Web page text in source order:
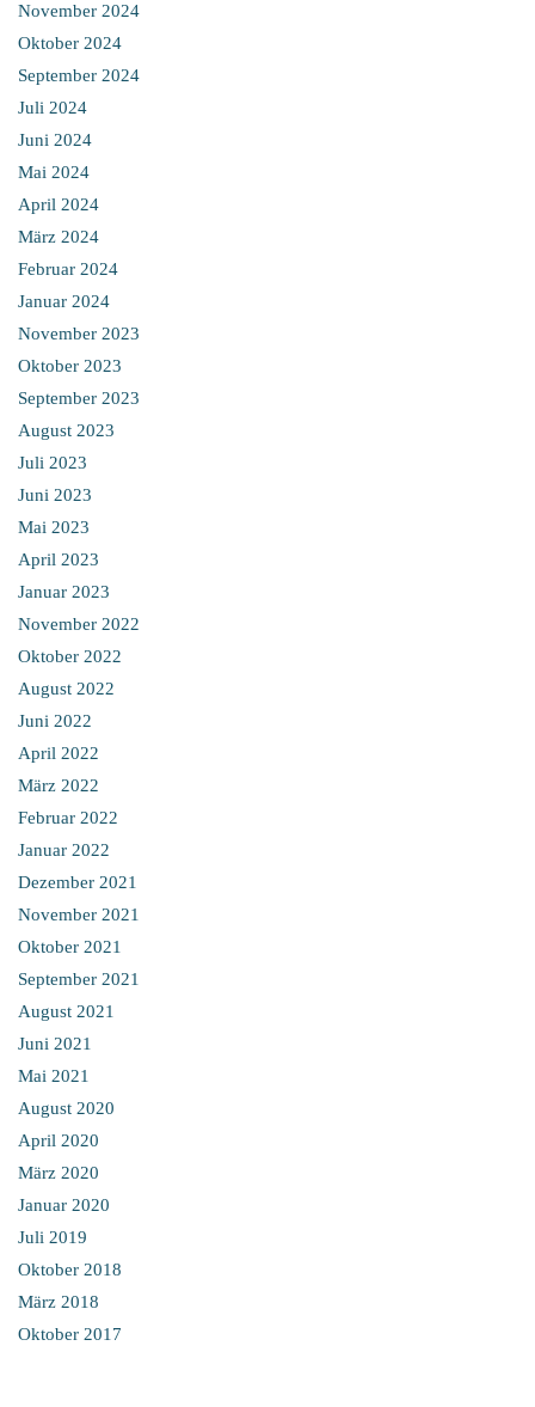
November 2024
Oktober 2024
September 2024
Juli 2024
Juni 2024
Mai 2024
April 2024
März 2024
Februar 2024
Januar 2024
November 2023
Oktober 2023
September 2023
August 2023
Juli 2023
Juni 2023
Mai 2023
April 2023
Januar 2023
November 2022
Oktober 2022
August 2022
Juni 2022
April 2022
März 2022
Februar 2022
Januar 2022
Dezember 2021
November 2021
Oktober 2021
September 2021
August 2021
Juni 2021
Mai 2021
August 2020
April 2020
März 2020
Januar 2020
Juli 2019
Oktober 2018
März 2018
Oktober 2017